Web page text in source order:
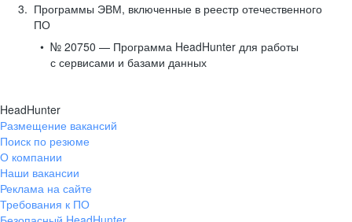
Программы ЭВМ, включенные в реестр отечественного
ПО
№ 20750 — Программа HeadHunter для работы
с сервисами и базами данных
HeadHunter
Размещение вакансий
Поиск по резюме
О компании
Наши вакансии
Реклама на сайте
Требования к ПО